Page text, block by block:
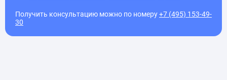
Получить консультацию можно по номеру+7 (495) 153-49-
30